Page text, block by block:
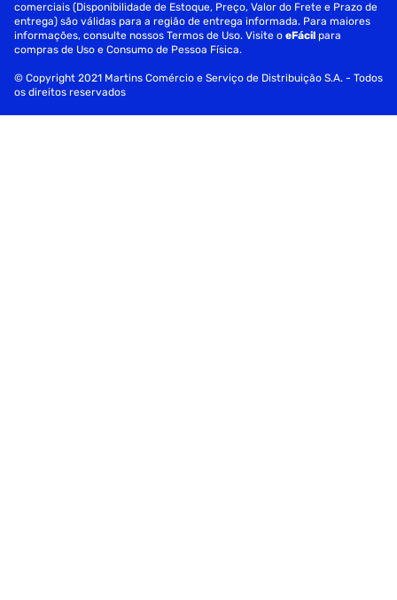
comerciais (Disponibilidade de Estoque, Preço, Valor do Frete e Prazo de
entrega) são válidas para a região de entrega informada. Para maiores
informações, consulte nossos Termos de Uso. Visite oeFácil para
compras de Uso e Consumo de Pessoa Física.
© Copyright 2021 Martins Comércio e Serviço de Distribuição S.A. - Todos
os direitos reservados